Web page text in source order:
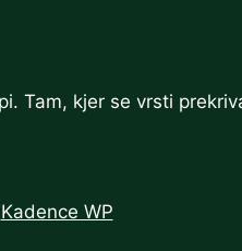
Tam, kjer se vrsti
Kadence WP